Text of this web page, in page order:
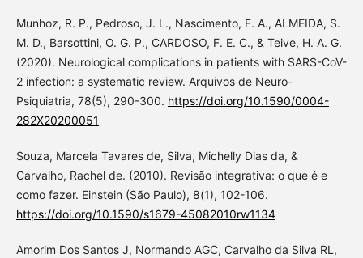
Munhoz, R. P., Pedroso, J. L., Nascimento, F. A., ALMEIDA, S.
M. D., Barsottini, O. G. P., CARDOSO, F. E. C., & Teive, H. A. G.
(2020). Neurological complications in patients with SARS-CoV-
2 infection: a systematic review. Arquivos de Neuro-
Psiquiatria, 78(5), 290-300. https://doi.org/10.1590/0004-
282X20200051
Souza, Marcela Tavares de, Silva, Michelly Dias da, &
Carvalho, Rachel de. (2010). Revisão integrativa: o que é e
como fazer. Einstein (São Paulo), 8(1), 102-106.
https://doi.org/10.1590/s1679-45082010rw1134
Amorim Dos Santos J, Normando AGC, Carvalho da Silva RL,